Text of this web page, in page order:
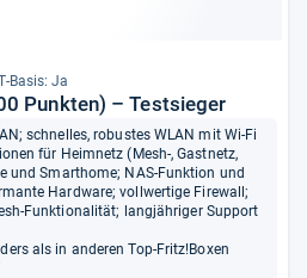
​Basis: Ja
Punkten) – Testsieger
schnelles, robustes WLAN mit Wi-Fi
für Heimnetz (Mesh-, Gastnetz,
und Smarthome; NAS-Funktion und
Hardware; vollwertige Firewall;
Funktionalität; langjähriger Support
als in anderen Top-Fritz!Boxen